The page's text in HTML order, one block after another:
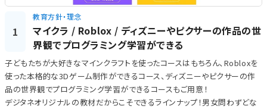
1
教育方針・理念
マイクラ / Roblox / ディズニーやピクサーの作品の世
界観でプログラミング学習ができる
子どもたちが大好きなマインクラフトを使ったコースはもちろん、Robloxを
使った本格的な3Dゲーム制作ができるコース、ディズニーやピクサーの作
品の世界観でプログラミング学習ができるコースもご用意！
デジタネオリジナルの教材だからこそできるラインナップ！男女問わずどな